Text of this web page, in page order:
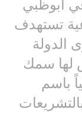
في أبوظبي
تستهدف
الدولة
لها سمك
باسم